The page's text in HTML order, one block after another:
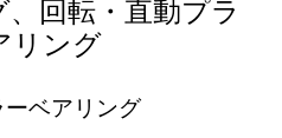
回転・直動プラ
リング
ベアリング